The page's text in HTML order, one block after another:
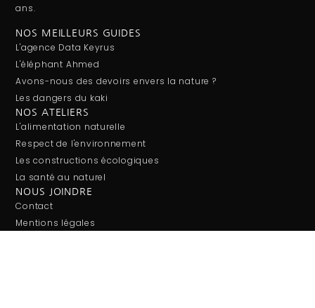
ans.
NOS MEILLEURS GUIDES
L'agence Data Keyrus
L'éléphant Ahmed
Avons-nous des devoirs envers la nature ?
Les dangers du kaki
NOS ATELIERS
L'alimentation naturelle
Respect de l'environnement
Les constructions écologiques
La santé au naturel
NOUS JOINDRE
Contact
Mentions légales